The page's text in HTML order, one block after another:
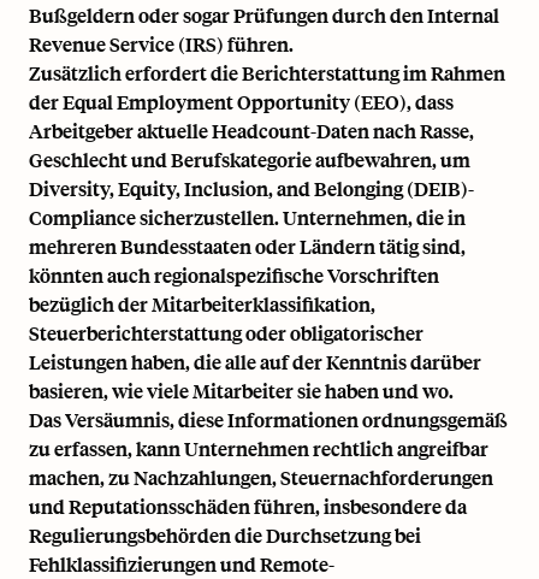
Bußgeldern oder sogar Prüfungen durch denInternal
Revenue Service (IRS)führen.
Zusätzlich erfordert die Berichterstattung im Rahmen
der Equal Employment Opportunity (EEO), dass
Arbeitgeber aktuelle Headcount-Daten nach Rasse,
Geschlecht und Berufskategorie aufbewahren, um
Diversity, Equity, Inclusion, and Belonging (DEIB)-
Compliance sicherzustellen. Unternehmen, die in
mehreren Bundesstaaten oder Ländern tätig sind,
könnten auch regionalspezifische Vorschriften
bezüglich der Mitarbeiterklassifikation,
Steuerberichterstattung oderobligatorischer
Leistungenhaben, die alle auf der Kenntnis darüber
basieren, wie viele Mitarbeiter sie haben und wo.
Das Versäumnis, diese Informationen ordnungsgemäß
zu erfassen, kann Unternehmen rechtlich angreifbar
machen, zu Nachzahlungen, Steuernachforderungen
und Reputationsschäden führen, insbesondere da
Regulierungsbehörden die Durchsetzung bei
Fehlklassifizierungen und Remote-